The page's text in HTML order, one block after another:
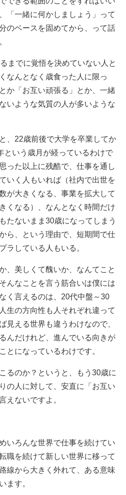
「一緒に何かしましょう」って
のベースを固めてから、って話
までに覚悟を決めていない人と
なんとなく歳食った人に限っ
か「お互い頑張る」とか、一緒
いような気質の人が多いような
、22歳前後で大学を卒業してか
という歳月が経っているわけで
った以上に残酷で、仕事を通し
いく人もいれば（社内で出世を
が大きくなる、事業を拡大して
くなる）、なんとなく時間だけ
たないまま30歳になってしまう
ら、という理由で、短期間で仕
ラしている人もいる。
、美しくて醜いか、なんてこと
んなことを言う筋合いは僕には
く言えるのは、20代中盤～30
生の方向性も人それぞれ違って
見える世界も違うわけなので、
んだけれど、進んでいる向きが
とになっているわけです。
るのか？というと、もう30歳に
の人に対して、安直に「お互い
えないですよ。
いろんな世界で仕事を続けてい
職を続けて新しい世界に移って
線から大きく外れて、ある意味
ます。